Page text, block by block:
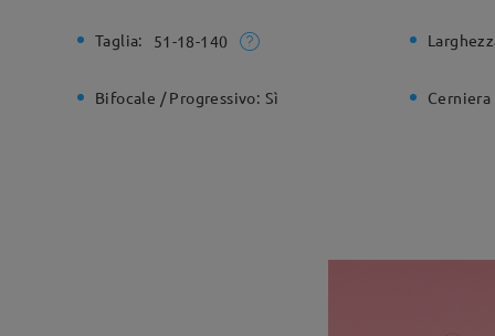
Taglia: 51-18-140
Bifocale / Progressivo: Sì Cerniera